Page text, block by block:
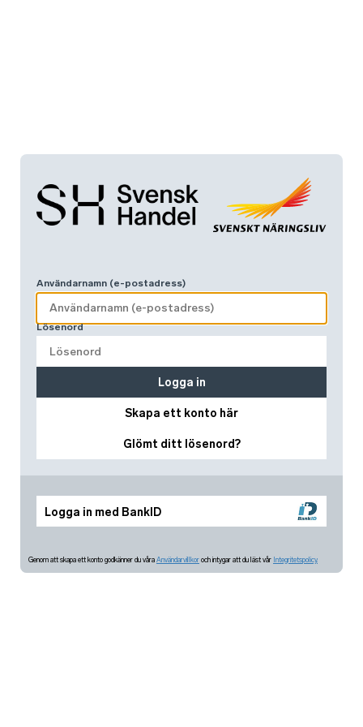
Logga in med BankID
Användarnamn (e-postadress)
Lösenord
Skapa ett konto här
Glömt ditt lösenord?
Logga in
Genom att skapa ett konto godkänner du våra Användarvillkor och intygar att du läst vår Integritetspolicy.